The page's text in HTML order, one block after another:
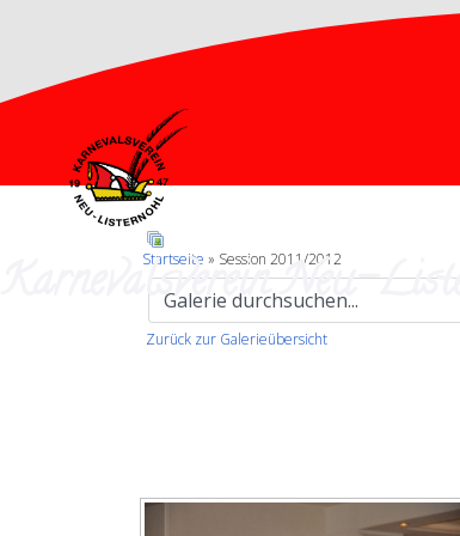
Karnevalsverein Neu-
Startseite » Session 2011/2012
Zurück zur Galerieübersicht